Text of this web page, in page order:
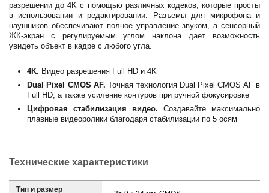
разрешении до 4K с помощью различных кодеков, которые просты
в использовании и редактировании. Разъемы для микрофона и
наушников обеспечивают полное управление звуком, а сенсорный
ЖК-экран с регулируемым углом наклона дает возможность
увидеть объект в кадре с любого угла.
4K. Видео разрешения Full HD и 4K
Dual Pixel CMOS AF.Точная технология Dual Pixel CMOS AF в
Full HD, а также усиление контуров при ручной фокусировке
Цифровая стабилизация видео. Создавайте максимально
плавные видеоролики благодаря стабилизации по 5 осям
Технические характеристики
Тип и размер